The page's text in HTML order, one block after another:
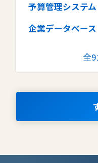
予算管理システム
企業データベース
コラボレーショ
ナレッジマネジ
全